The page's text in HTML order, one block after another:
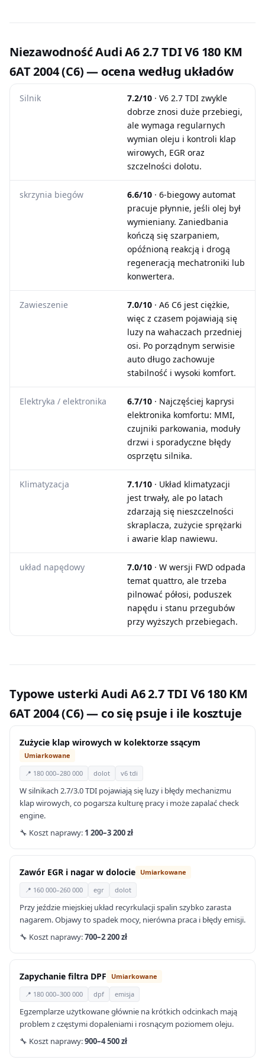
Niezawodność Audi A6 2.7 TDI V6 180 KM
6AT 2004 (C6) — ocena według układów
Silnik 7.2/10 · V6 2.7 TDI zwykle
dobrze znosi duże przebiegi,
ale wymaga regularnych
wymian oleju i kontroli klap
wirowych, EGR oraz
szczelności dolotu.
skrzynia biegów 6.6/10 · 6-biegowy automat
pracuje płynnie, jeśli olej był
wymieniany. Zaniedbania
kończą się szarpaniem,
opóźnioną reakcją i drogą
regeneracją mechatroniki lub
konwertera.
Zawieszenie 7.0/10 · A6 C6 jest ciężkie,
więc z czasem pojawiają się
luzy na wahaczach przedniej
osi. Po porządnym serwisie
auto długo zachowuje
stabilność i wysoki komfort.
Elektryka / elektronika 6.7/10 · Najczęściej kaprysi
elektronika komfortu: MMI,
czujniki parkowania, moduły
drzwi i sporadyczne błędy
osprzętu silnika.
Klimatyzacja 7.1/10 · Układ klimatyzacji
jest trwały, ale po latach
zdarzają się nieszczelności
skraplacza, zużycie sprężarki
i awarie klap nawiewu.
układ napędowy 7.0/10 · W wersji FWD odpada
temat quattro, ale trzeba
pilnować półosi, poduszek
napędu i stanu przegubów
przy wyższych przebiegach.
Typowe usterki Audi A6 2.7 TDI V6 180 KM
6AT 2004 (C6) — co się psuje i ile kosztuje
Zużycie klap wirowych w kolektorze ssącym
Umiarkowane
📍 180 000–280 000
dolot v6 tdi
W silnikach 2.7/3.0 TDI pojawiają się luzy i błędy mechanizmu
klap wirowych, co pogarsza kulturę pracy i może zapalać check
engine.
🔧 Koszt naprawy: 1 200–3 200 zł
Zawór EGR i nagar w dolocie Umiarkowane
📍 160 000–260 000 egr dolot
Przy jeździe miejskiej układ recyrkulacji spalin szybko zarasta
nagarem. Objawy to spadek mocy, nierówna praca i błędy emisji.
🔧 Koszt naprawy:700–2 200 zł
Zapychanie filtra DPF Umiarkowane
📍 180 000–300 000 dpf emisja
Egzemplarze użytkowane głównie na krótkich odcinkach mają
problem z częstymi dopaleniami i rosnącym poziomem oleju.
🔧 Koszt naprawy:900–4 500 zł